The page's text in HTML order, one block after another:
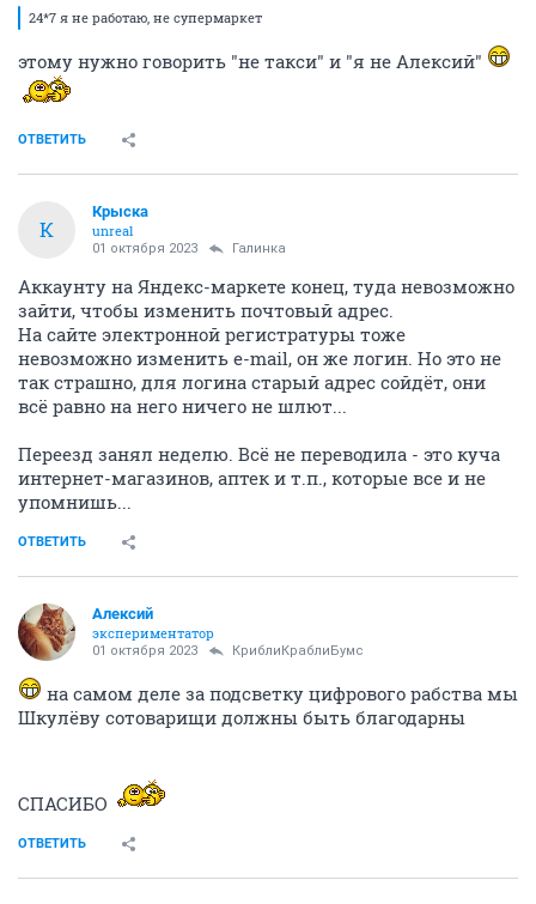
24*7 я не работаю, не супермаркет
этому нужно говорить "не такси" и "я не Алексий"
ОТВЕТИТЬ
К
Крыска
unreal
01 октября 2023 Галинка
Аккаунту на Яндекс-маркете конец, туда невозможно
зайти, чтобы изменить почтовый адрес.
На сайте электронной регистратуры тоже
невозможно изменить e-mаil, он же логин. Но это не
так страшно, для логина старый адрес сойдёт, они
всё равно на него ничего не шлют...
Переезд занял неделю. Всё не переводила - это куча
интернет-магазинов, аптек и т.п., которые все и не
упомнишь...
ОТВЕТИТЬ
Алексий
экспериментатор
01 октября 2023 КриблиКраблиБумс
на самом деле за подсветку цифрового рабства мы
Шкулёву сотоварищи должны быть благодарны
СПАСИБО
ОТВЕТИТЬ